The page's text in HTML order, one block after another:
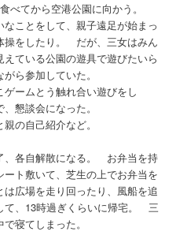
べてから空港公園に向かう。
ことをして、親子遠足が始まっ
をしたり。 だが、三女はみん
ている公園の遊具で遊びたいら
ら参加していた。
ームとう触れ合い遊びをし
懇談会になった。
の自己紹介など。
、各自解散になる。 お弁当を持
ト敷いて、芝生の上でお弁当を
広場を走り回ったり、風船を追
て、13時過ぎくらいに帰宅。 三
寝てしまった。